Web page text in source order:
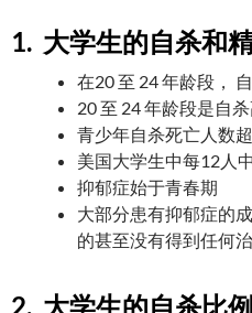
1. 大学生的自杀和
在20 至 24 年龄段，
20 至 24 年龄段是自
青少年自杀死亡人数
美国大学生中每12人
抑郁症始于青春期
大部分患有抑郁症的
的甚至没有得到任何
2. 大学生的自杀比例